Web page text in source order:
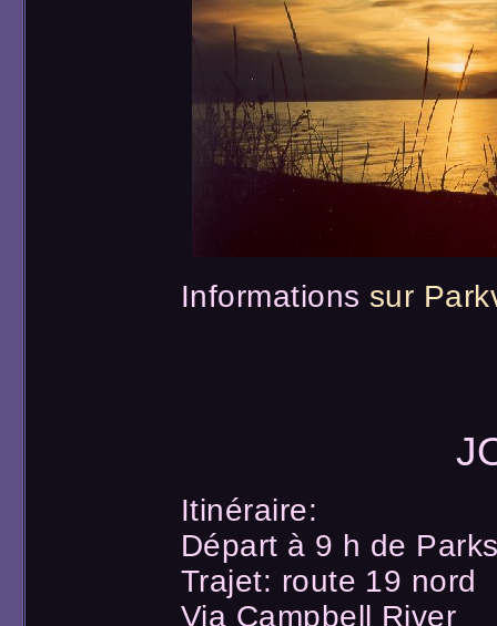
Informations sur
Itinéraire:
Départ à 9 h de
Trajet: route 19 nord
Via Campbell River